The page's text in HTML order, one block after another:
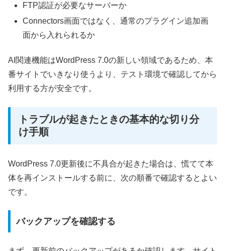
FTP認証が必要なサーバーか
Connectors画面ではなく、通常のプラグイン追加画
面から入れられるか
AI関連機能はWordPress 7.0の新しい領域であるため、本
番サイトでいきなり使うより、テスト環境で確認してから
利用する方が安全です。
トラブルが起きたときの基本的な切り分
け手順
WordPress 7.0更新後に不具合が起きた場合は、慌てて本
体を再インストールする前に、次の順番で確認するとよい
です。
バックアップを確認する